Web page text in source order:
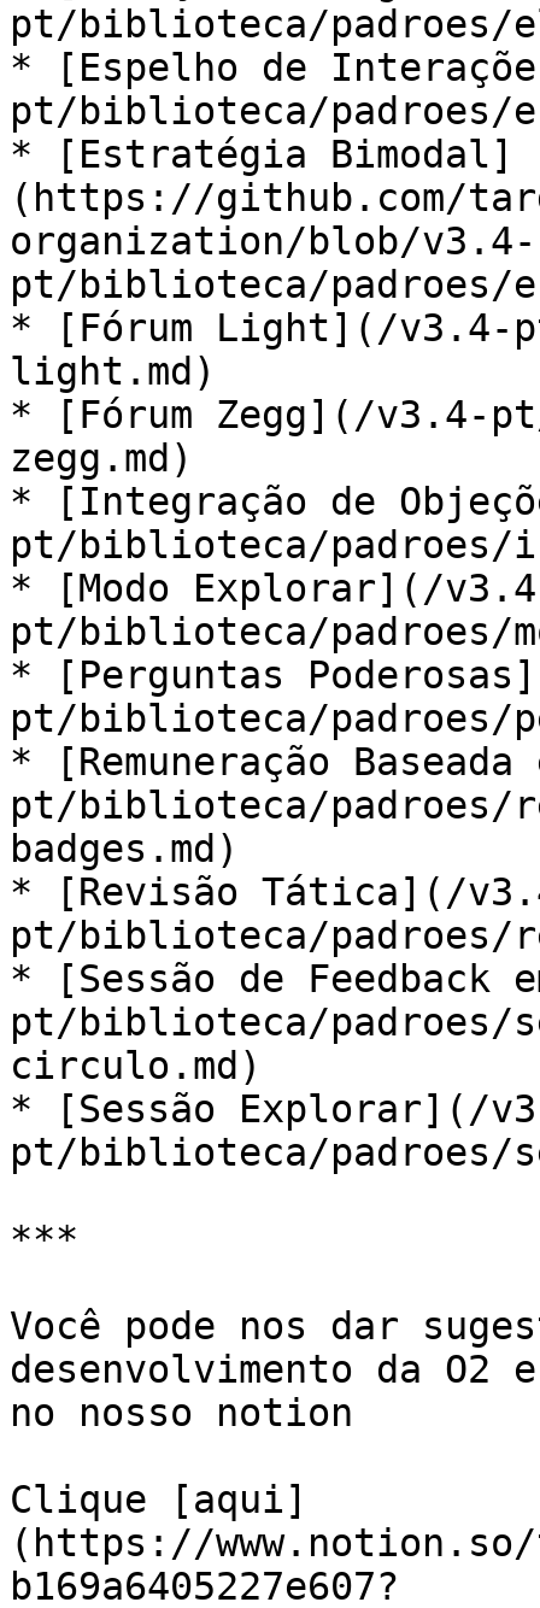
pt/biblioteca/padroes/
* [Espelho de
pt/biblioteca/padroes/
* [Estratégia Bimodal]
(https://github.com/
organization/blob/v3.4-
pt/biblioteca/padroes/
* [Fórum Light](/v3.4-
light.md)
* [Fórum Zegg](/v3.4-
zegg.md)
* [Integração de
pt/biblioteca/padroes/
* [Modo Explorar](/
pt/biblioteca/padroes/
* [Perguntas
pt/biblioteca/padroes/
* [Remuneração
pt/biblioteca/padroes/
badges.md)
* [Revisão Tática](/
pt/biblioteca/padroes/
* [Sessão de
pt/biblioteca/padroes/
circulo.md)
* [Sessão Explorar](/
pt/biblioteca/padroes/
***
Você pode nos dar
desenvolvimento da
no nosso notion
Clique [aqui]
(https://www.notion.so/
b169a6405227e607?